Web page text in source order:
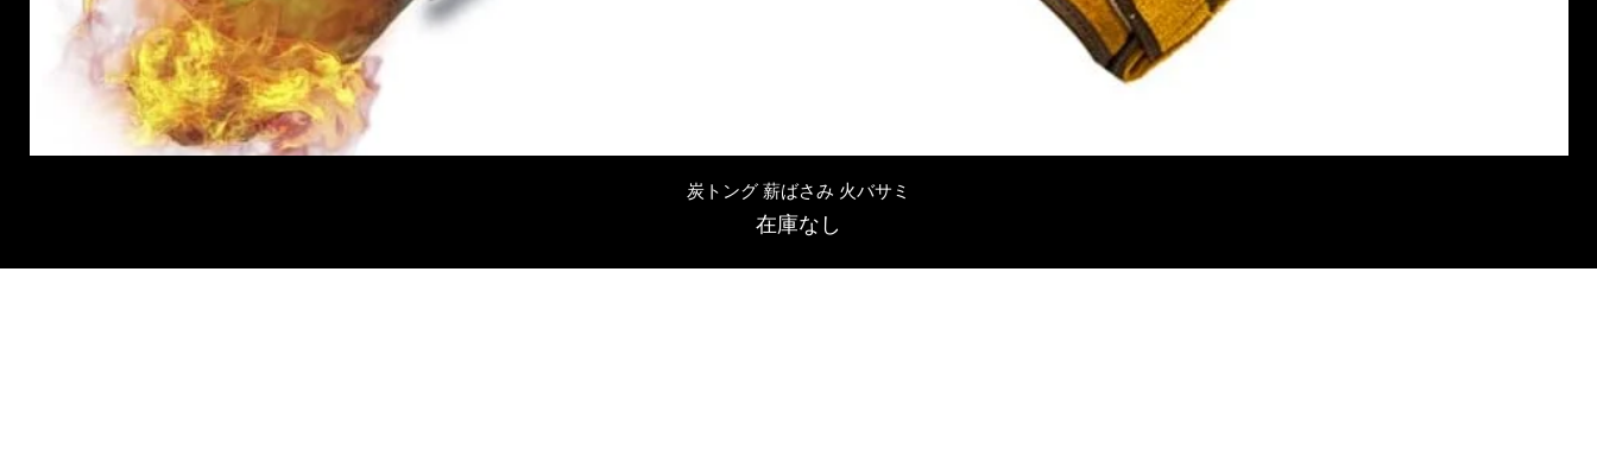
クイックビュー
炭トング 薪ばさみ 火バサミ
在庫なし